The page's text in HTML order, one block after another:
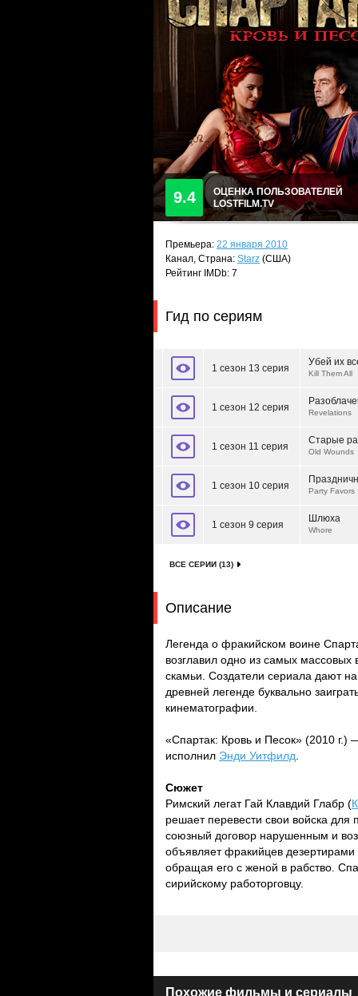
9.4
ОЦЕНКА ПОЛЬЗОВАТЕЛЕЙ
LOSTFILM.TV
Премьера: 22 января 2010
Канал, Страна: Starz (США)
Рейтинг IMDb: 7
Гид по сериям
1 сезон 13 серия
Убей их
Kill Them All
1 сезон 12 серия Revelations
1 сезон 11 серия
Старые
Old Wounds
1 сезон 10 серия Party Favors
1 сезон 9 серия
Шлюха
Whore
ВСЕ СЕРИИ (13)
Описание
Легенда о фракийском воине
возглавил одно из самых
скамьи. Создатели сериала дают
древней легенде буквально
кинематографии.
«Спартак: Кровь и Песок» (2010
исполнил Энди Уитфилд
Сюжет
Римский легат Гай Клавдий Глабр (
решает перевести свои войска для
союзный договор нарушенным и
объявляет фракийцев
обращая его с женой в рабство.
сирийскому работорговцу.
Похожие фильмы и сериалы